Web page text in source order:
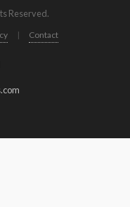
Reserved.
| Contact